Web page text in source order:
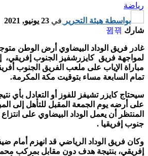
رياضة
بواسطة هيئة التحرير في 23 يونيو, 2021
شارك
غادر فريق الوداد البيضاوي أرض الوطن
لمواجهة فريق كايزرشفيز الجنوب إفريقي،
تمام السابعة مساء بتوقيت مكة المكرمة.
سيحتاج كايزر تشيفز للفوز أو التعادل بأي
على أرضه يوم الجمعة المقبل للتأهل إلى
المنتظر أن يعمل الوداد البيضاوي على
جنوب إفريقيا .
وكان فريق الوداد الرياضي قد انهزم أمام
إفريقي، بنتيجة هدف دون مقابل بمركب